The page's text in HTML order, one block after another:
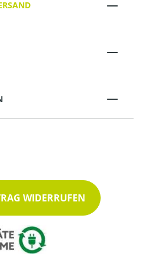
WIDERRUFEN